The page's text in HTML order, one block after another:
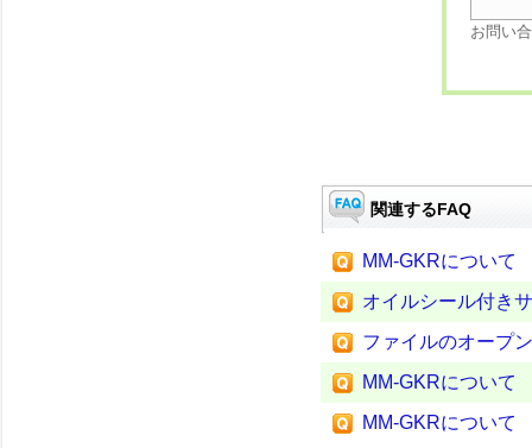
お問い
関連するFAQ
MM-GKRについて
オイルシール付き
ファイルのオープ
MM-GKRについて
MM-GKRについて